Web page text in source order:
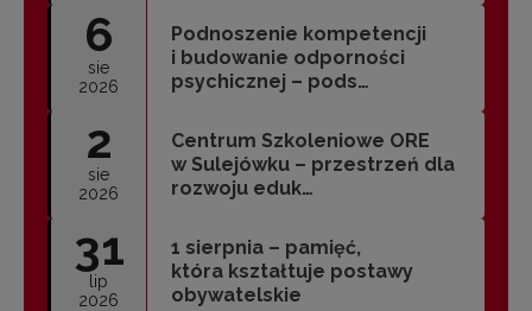
6
sie
2026
Podnoszenie kompetencji
i budowanie odporności
psychicznej – pods…
2
sie
2026
Centrum Szkoleniowe ORE
w Sulejówku – przestrzeń dla
rozwoju eduk…
31
lip
2026
1 sierpnia – pamięć,
która kształtuje postawy
obywatelskie